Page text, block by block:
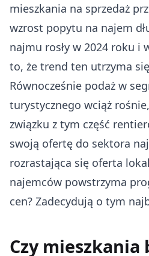
mieszkania na sprzedaż
wzrost popytu na najem
najmu rosły w 2024 roku i
to, że trend ten utrzyma
Równocześnie podaż w
turystycznego wciąż
związku z tym część
swoją ofertę do sektora
rozrastająca się oferta
najemców powstrzyma
cen? Zadecydują o tym
Czy mieszkania